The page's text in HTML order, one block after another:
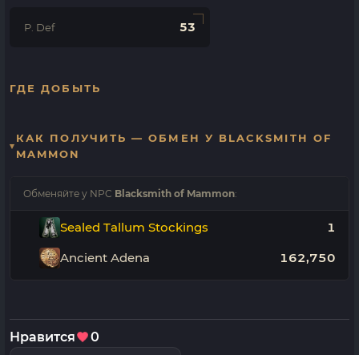
P. Def 53
ГДЕ ДОБЫТЬ
КАК ПОЛУЧИТЬ — ОБМЕН У BLACKSMITH OF
MAMMON
Обменяйте у NPC Blacksmith of Mammon:
Sealed Tallum Stockings 1
Ancient Adena 162,750
Нравится 0